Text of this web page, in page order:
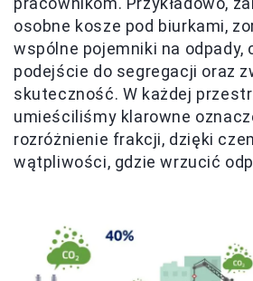
osobne kosze pod biurkami,
wspólne pojemniki na odpady,
podejście do segregacji oraz
skuteczność. W każdej
umieściliśmy klarowne
rozróżnienie frakcji, dzięki
wątpliwości, gdzie wrzucić